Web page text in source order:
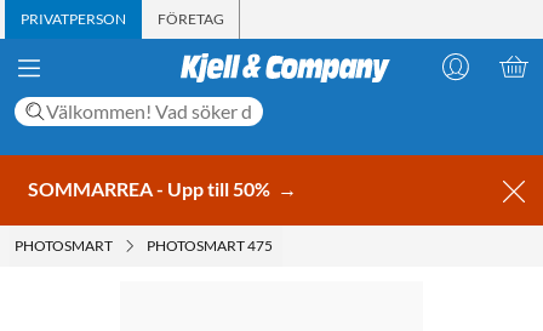
PRIVATPERSON FÖRETAG
SOMMARREA - Upp till 50% →
PHOTOSMART PHOTOSMART 475